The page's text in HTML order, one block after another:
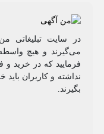
در سایت تبلیغاتی
می‌گیرند و هیچ
فرمایید که در خرید
نداشته و کاربران
بگیرند.